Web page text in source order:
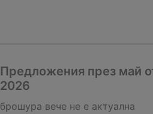
Предложения през май
2026
брошура вече не е актуална